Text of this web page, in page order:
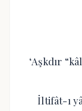
‘Aşkdır
İltifât-ı